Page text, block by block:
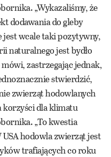
„Wykazaliśmy, że
dodawania do gleby
wcale taki pozytywny,
naturalnego jest bydło
zastrzegając jednak,
stwierdzić,
zwierząt hodowlanych
dla klimatu
„To kwestia
hodowla zwierząt jest
trafiających co roku